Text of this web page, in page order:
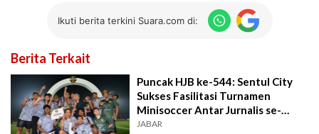
Ikuti berita terkini Suara.com di:
Berita Terkait
Puncak HJB ke-544: Sentul City
Sukses Fasilitasi Turnamen
Minisoccer Antar Jurnalis se-
Bogor Raya
JABAR